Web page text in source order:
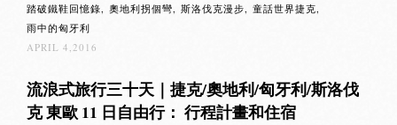
踏破鐵鞋回憶錄 奧地利拐個彎 斯洛伐克漫步
童話世界捷克
雨中的匈牙利
APRIL 4,2016
流浪式旅行三十天｜捷克/奧地利/匈牙利/斯洛伐
克 東歐 11 日自由行： 行程計畫和住宿